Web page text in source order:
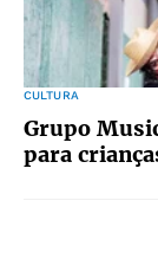
CULTURA
Grupo
para